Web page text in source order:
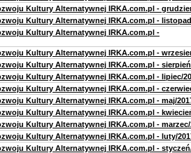
Kultury Alternatywnej IRKA.com.pl -
Kultury Alternatywnej IRKA.com.pl -
Kultury Alternatywnej IRKA.com.pl -
Kultury Alternatywnej IRKA.com.pl -
Kultury Alternatywnej IRKA.com.pl -
Kultury Alternatywnej IRKA.com.pl - lipiec/
Kultury Alternatywnej IRKA.com.pl -
Kultury Alternatywnej IRKA.com.pl - maj/
Kultury Alternatywnej IRKA.com.pl -
Kultury Alternatywnej IRKA.com.pl - marzec/
Kultury Alternatywnej IRKA.com.pl - luty/
Kultury Alternatywnej IRKA.com.pl -